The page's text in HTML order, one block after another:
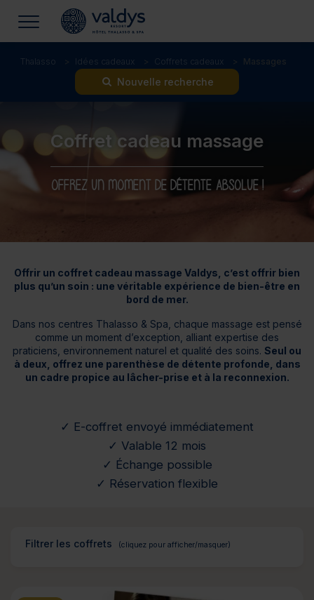
Thalasso Idées cadeaux Coffrets cadeaux Massages
Nouvelle recherche
Coffret cadeau massage
OFFREZ UN MOMENT DE DÉTENTE ABSOLUE !
Offrir un coffret cadeau massage Valdys, c’est offrir bien
plus qu’un soin : une véritable expérience de bien-être en
bord de mer.
Dans nos centres Thalasso & Spa, chaque massage est pensé
comme un moment d’exception, alliant expertise des
praticiens, environnement naturel et qualité des soins. Seul ou
à deux, offrez une parenthèse de détente profonde, dans
un cadre propice au lâcher-prise et à la reconnexion.
✓ E-coffret envoyé immédiatement
✓ Valable 12 mois
✓ Échange possible
✓ Réservation flexible
Filtrer les coffrets